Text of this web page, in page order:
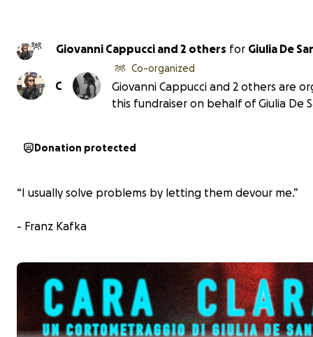
Giovanni Cappucci and 2 others for Giulia De
C
Co-organized
Giovanni Cappucci and 2 others are
this fundraiser on behalf of Giulia De
Donation protected
“I usually solve problems by letting them devour me.”
- Franz Kafka